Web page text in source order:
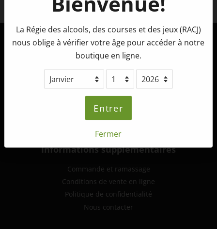
Facebook
Tête d'Allumette Microbrasserie
265, route 132 ouest,
St-André-de-Kamouraska (Québec)
Informations supplémentaires
Commande et ramassage
Conditions de vente en ligne
Politique de confidentialité
Nous contacter
La Régie des alcools, des courses et des jeux (RACJ)
nous oblige à vérifier votre âge pour accéder à notre
boutique en ligne.
Entrer
Fermer